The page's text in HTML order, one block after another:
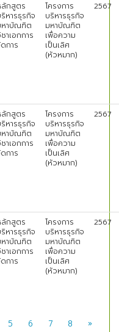
กสูตร
หารธุรกิจ
หาบัณฑิต
าเอกการ
การ
โครงการ
บริหารธุรกิจ
มหาบัณฑิต
เพื่อความ
เป็นเลิศ
(หัวหมาก)
2567
กสูตร
หารธุรกิจ
หาบัณฑิต
าเอกการ
การ
โครงการ
บริหารธุรกิจ
มหาบัณฑิต
เพื่อความ
เป็นเลิศ
(หัวหมาก)
2567
กสูตร
หารธุรกิจ
หาบัณฑิต
าเอกการ
การ
โครงการ
บริหารธุรกิจ
มหาบัณฑิต
เพื่อความ
เป็นเลิศ
(หัวหมาก)
2567
5 6 7 8 »